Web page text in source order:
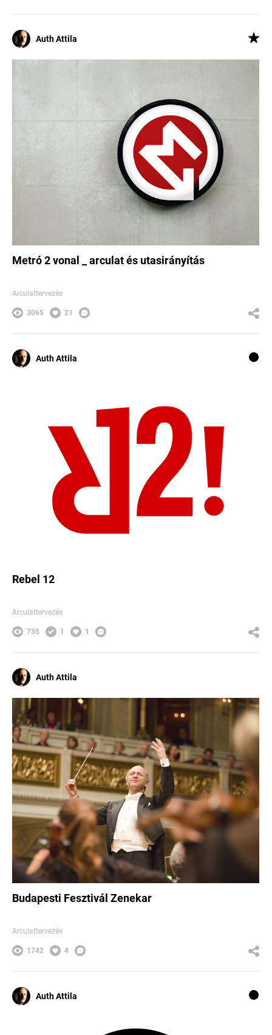
Auth Attila
Metró 2 vonal _ arculat és utasirányítás
Arculattervezés
3065 21
Auth Attila
Rebel 12
Arculattervezés
735 1 1
Auth Attila
Budapesti Fesztivál Zenekar
Arculattervezés
1742 4
Auth Attila